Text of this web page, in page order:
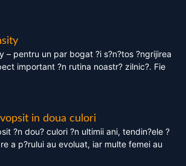
– pentru un par bogat ?i s?n?tos ?ngrijirea
important ?n rutina noastr? zilnic?. Fie
in doua culori
?n dou? culori ?n ultimii ani, tendin?ele ?
a p?rului au evoluat, iar multe femei au